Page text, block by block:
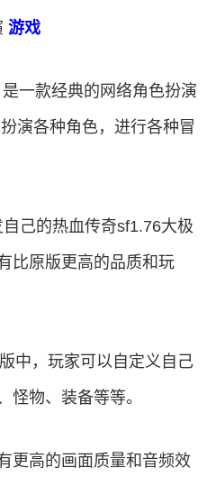
游戏
一款经典的网络角色扮演
演各种角色，进行各种冒
己的热血传奇sf1.76大极
比原版更高的品质和玩
中，玩家可以自定义自己
怪物、装备等等。
更高的画面质量和音频效